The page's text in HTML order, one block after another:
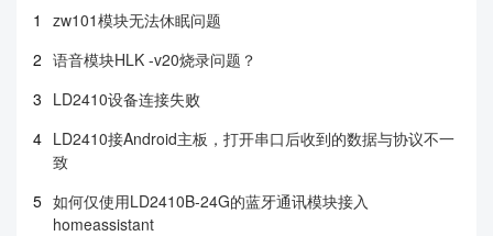
1
zw101模块无法休眠问题
2 语音模块HLK -v20烧录问题？
3 LD2410设备连接失败
4 LD2410接Android主板，打开串口后收到的数据与协议不一
致
5 如何仅使用LD2410B-24G的蓝牙通讯模块接入
homeassistant